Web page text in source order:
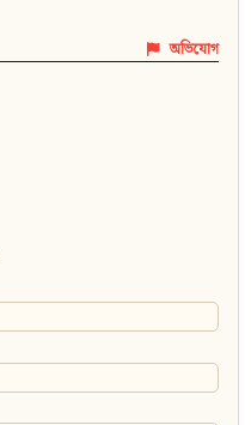
অভিযোগ